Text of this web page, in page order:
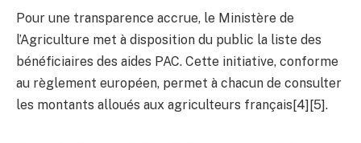
Pour une transparence accrue, le Ministère de
l’Agriculture met à disposition du public la liste des
bénéficiaires des aides PAC. Cette initiative, conforme
au règlement européen, permet à chacun de consulter
les montants alloués aux agriculteurs français[4][5].